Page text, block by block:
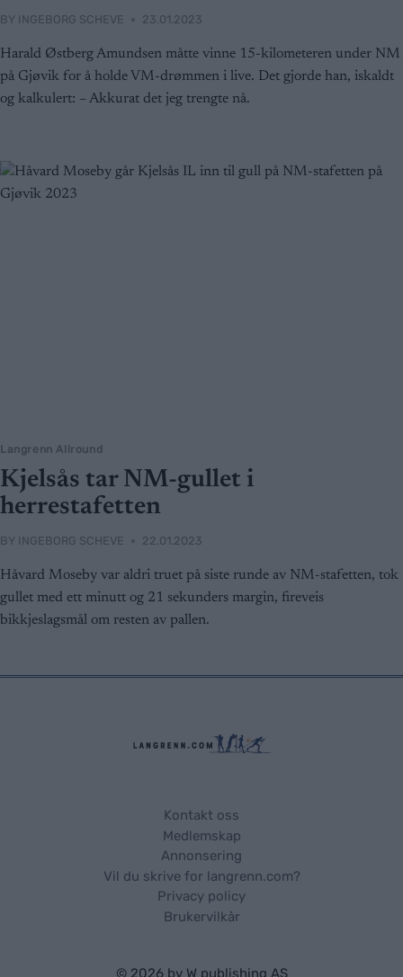
BY INGEBORG SCHEVE 23.01.2023
Harald Østberg Amundsen måtte vinne 15-kilometeren under NM
på Gjøvik for å holde VM-drømmen i live. Det gjorde han, iskaldt
og kalkulert: – Akkurat det jeg trengte nå.
Langrenn Allround
Kjelsås tar NM-gullet i
herrestafetten
BY INGEBORG SCHEVE 22.01.2023
Håvard Moseby var aldri truet på siste runde av NM-stafetten, tok
gullet med ett minutt og 21 sekunders margin, fireveis
bikkjeslagsmål om resten av pallen.
Kontakt oss
Medlemskap
Annonsering
Vil du skrive for langrenn.com?
Privacy policy
Brukervilkår
© 2026 by W publishing AS